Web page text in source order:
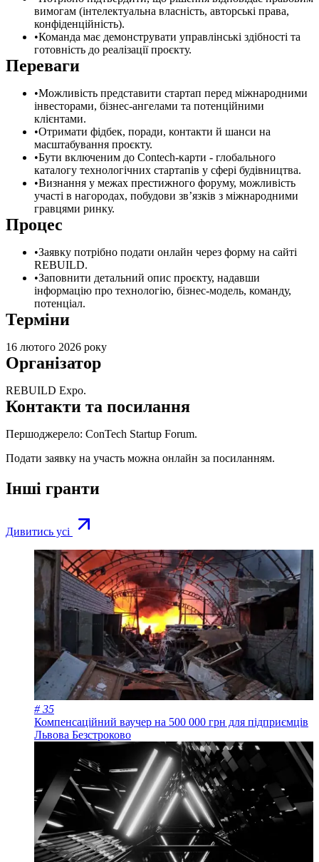
вимогам (інтелектуальна власність, авторські права,
конфіденційність).
Команда має демонструвати управлінські здібності та
готовність до реалізації проєкту.
Переваги
Можливість представити стартап перед міжнародними
інвесторами, бізнес-ангелами та потенційними
клієнтами.
Отримати фідбек, поради, контакти й шанси на
масштабування проєкту.
Бути включеним до Contech-карти - глобального
каталогу технологічних стартапів у сфері будівництва.
Визнання у межах престижного форуму, можливість
участі в нагородах, побудови зв’язків з міжнародними
гравцями ринку.
Процес
Заявку потрібно подати онлайн через форму на сайті
REBUILD.
Заповнити детальний опис проєкту, надавши
інформацію про технологію, бізнес-модель, команду,
потенціал.
Терміни
16 лютого 2026 року
Організатор
REBUILD Expo.
Контакти та посилання
Першоджерело: ConTech Startup Forum.
Подати заявку на участь можна онлайн за посиланням.
Інші гранти
Дивитись усі
# 35
Компенсаційний ваучер на 500 000 грн для підприємців
Львова Безстроково